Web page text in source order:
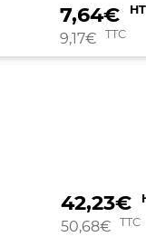
7,64€ HT
9,17€ TTC
42,23€
50,68€ TTC